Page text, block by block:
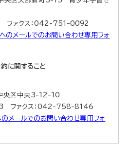
ァクス：042-751-0092
のメールでのお問い合わせ専用フォ
に関すること
区中央3-12-10
ファクス：042-758-8146
メールでのお問い合わせ専用フォ